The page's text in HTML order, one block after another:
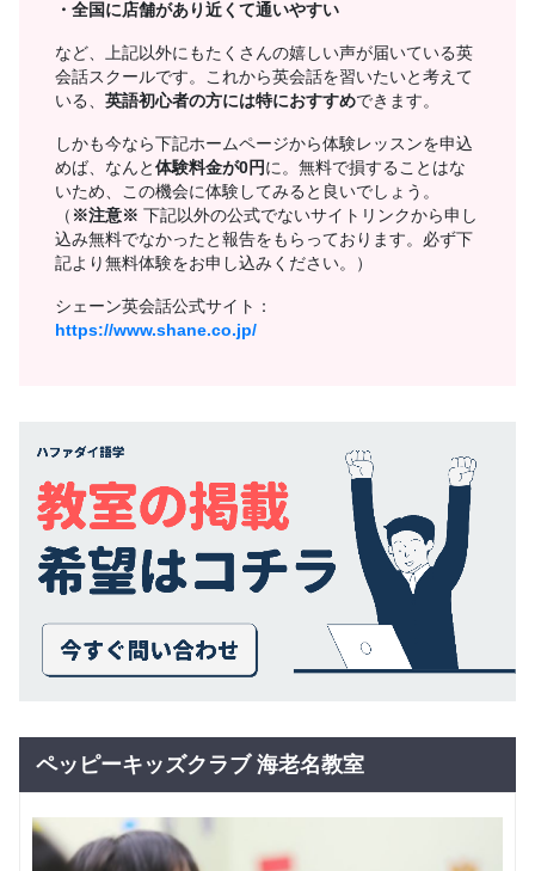
・全国に店舗があり近くて通いやすい
など、上記以外にもたくさんの嬉しい声が届いている英
会話スクールです。これから英会話を習いたいと考えて
いる、 英語初心者の方には特におすすめできます。
しかも今なら下記ホームページから体験レッスンを申込
めば、なんと 体験料金が0円 に。無料で損することはな
いため、この機会に体験してみると良いでしょう。
（ ※注意※ 下記以外の公式でないサイトリンクから申し
込み無料でなかったと報告をもらっております。必ず下
記より無料体験をお申し込みください。）
シェーン英会話公式サイト：
https://www.shane.co.jp/
ペッピーキッズクラブ 海老名教室